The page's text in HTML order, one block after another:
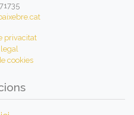
privacitat
cookies